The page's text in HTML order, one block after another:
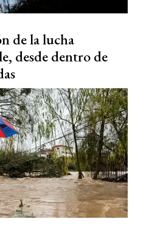
de la lucha
desde dentro de